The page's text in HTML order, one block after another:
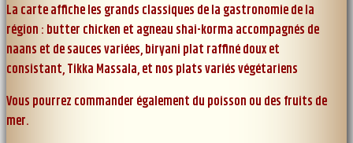
La carte affiche les grands classiques de la gastronomie de la
région : butter chicken et agneau shai-korma accompagnés de
naans et de sauces variées, biryani plat raffiné doux et
consistant, Tikka Massala, et nos plats variés végétariens
Vous pourrez commander également du poisson ou des fruits de
mer.